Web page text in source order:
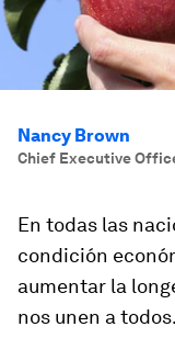
Nancy Brown
Chief Executive
En todas las
condición
aumentar la
nos unen a todos.